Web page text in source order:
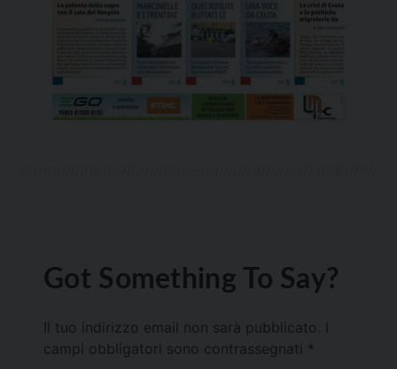
Got Something To Say?
Il tuo indirizzo email non sarà pubblicato.
campi obbligatori sono contrassegnati *